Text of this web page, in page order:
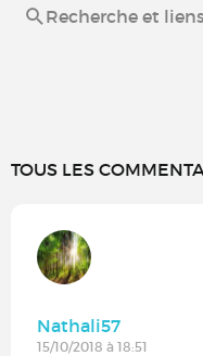
Recherche et
TOUS LES
Nathali57
15/10/2018 à 18:51